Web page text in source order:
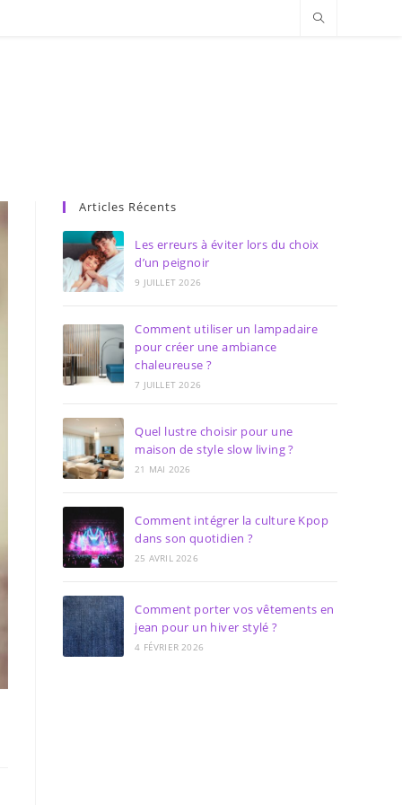
Articles Récents
Les erreurs à éviter lors du choix
d’un peignoir
9 JUILLET 2026
Comment utiliser un lampadaire
pour créer une ambiance
chaleureuse ?
7 JUILLET 2026
Quel lustre choisir pour une
maison de style slow living ?
21 MAI 2026
Comment intégrer la culture Kpop
dans son quotidien ?
25 AVRIL 2026
Comment porter vos vêtements en
jean pour un hiver stylé ?
4 FÉVRIER 2026